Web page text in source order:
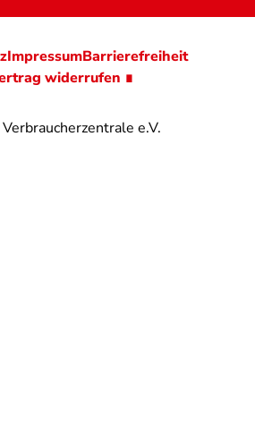
Verbraucherzentrale e.V.
ImpressumBarrierefreiheit
widerrufen ∎